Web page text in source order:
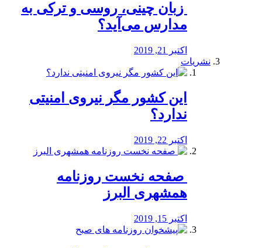
️ زبان چینی، روسی و ترکی به
مدارس می‌آید؟
اکتبر 21, 2019
نشریات
این کشور مگر نیروی امنیتی
ندارد؟
اکتبر 22, 2019
️ صفحه نخست روزنامه‌
همشهری البرز
اکتبر 15, 2019